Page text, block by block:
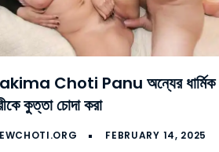
Choti Panu অন্যের ধার্মিক
কুত্তা চোদা করা